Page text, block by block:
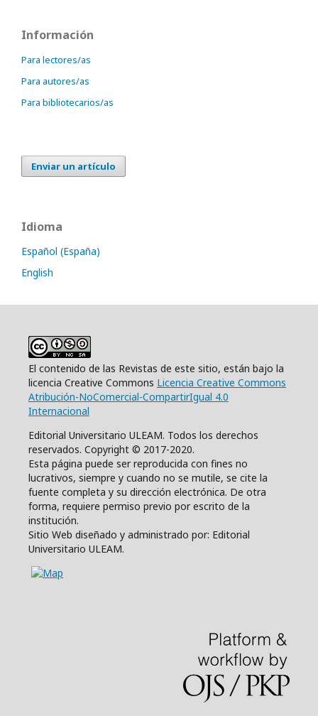
Información
Para lectores/as
Para autores/as
Para bibliotecarios/as
Enviar un artículo
Idioma
Español (España)
English
El contenido de las Revistas de este sitio, están bajo la
licencia Creative Commons Licencia Creative Commons
Atribución-NoComercial-CompartirIgual 4.0
Internacional
Editorial Universitario ULEAM. Todos los derechos
reservados. Copyright © 2017-2020.
Esta página puede ser reproducida con fines no
lucrativos, siempre y cuando no se mutile, se cite la
fuente completa y su dirección electrónica. De otra
forma, requiere permiso previo por escrito de la
institución.
Sitio Web diseñado y administrado por: Editorial
Universitario ULEAM.